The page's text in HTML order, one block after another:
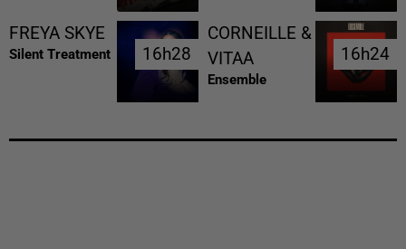
FREYA SKYE
Silent Treatment 16h28
16h28
CORNEILLE &
VITAA
Ensemble
16h24
16h24